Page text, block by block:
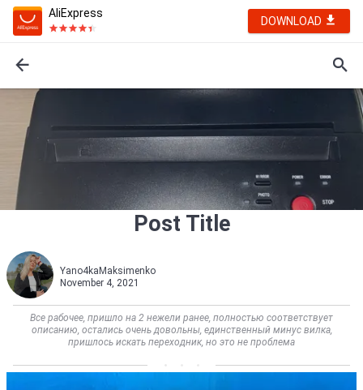
AliExpress
DOWNLOAD
Post Title
Yano4kaMaksimenko
November 4, 2021
Все рабочее, пришло на 2 нежели ранее, полностью соответствует
описанию, остались очень довольны, единственный минус вилка,
пришлось искать переходник, но это не проблема